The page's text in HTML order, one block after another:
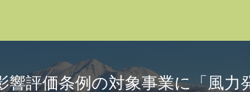
響評価条例の対象事業に「風力